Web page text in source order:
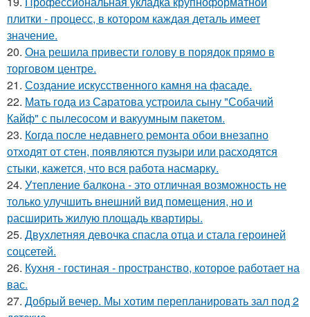
плитки - процесс, в котором каждая деталь имеет
значение.
20. Она решила привести голову в порядок прямо в
торговом центре.
21. Создание искусственного камня на фасаде.
22. Мать года из Саратова устроила сыну "Собачий
Кайф" с пылесосом и вакуумным пакетом.
23. Когда после недавнего ремонта обои внезапно
отходят от стен, появляются пузыри или расходятся
стыки, кажется, что вся работа насмарку.
24. Утепление балкона - это отличная возможность не
только улучшить внешний вид помещения, но и
расширить жилую площадь квартиры.
25. Двухлетняя девочка спасла отца и стала героиней
соцсетей.
26. Кухня - гостиная - пространство, которое работает на
вас.
27. Добрый вечер. Мы хотим перепланировать зал под 2